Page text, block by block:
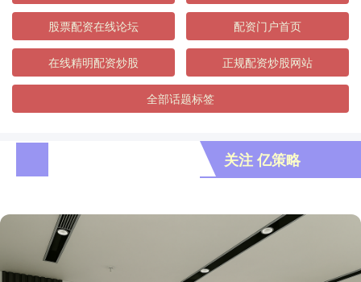
股票配资在线论坛 配资门户首页
在线精明配资炒股 正规配资炒股网站
全部话题标签
关注 亿策略